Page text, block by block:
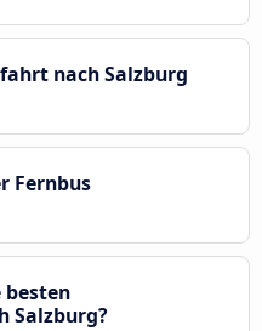
nach Salzburg
Fernbus
besten
Salzburg?